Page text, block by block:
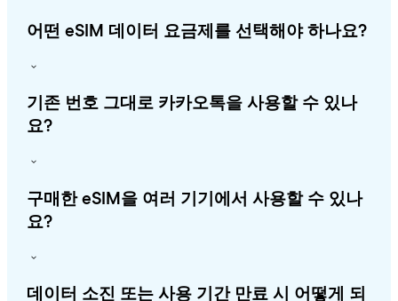
어떤 eSIM 데이터 요금제를 선택해야 하나요?
기존 번호 그대로 카카오톡을 사용할 수 있나
요?
구매한 eSIM을 여러 기기에서 사용할 수 있나
요?
데이터 소진 또는 사용 기간 만료 시 어떻게 되